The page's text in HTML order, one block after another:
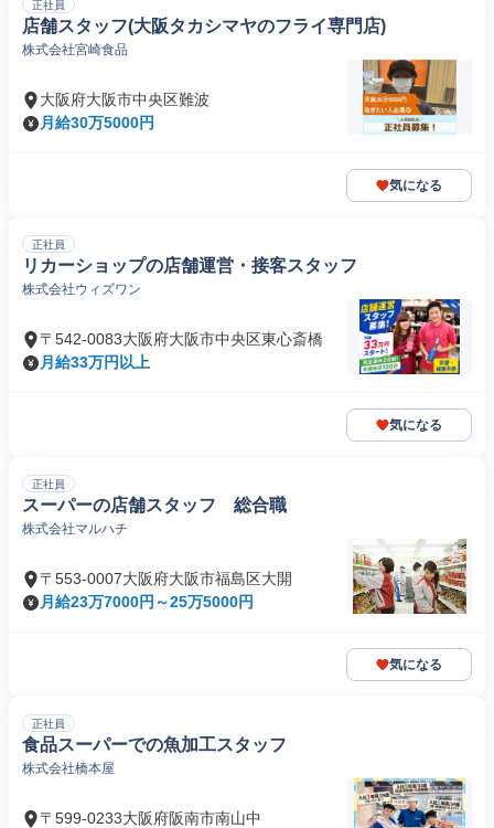
正社員
店舗スタッフ(大阪タカシマヤのフライ専門店)
株式会社宮崎食品
大阪府大阪市中央区難波
月給30万5000円
気になる
正社員
リカーショップの店舗運営・接客スタッフ
株式会社ウィズワン
〒542-0083大阪府大阪市中央区東心斎橋
月給33万円以上
気になる
正社員
スーパーの店舗スタッフ 総合職
株式会社マルハチ
〒553-0007大阪府大阪市福島区大開
月給23万7000円～25万5000円
気になる
正社員
食品スーパーでの魚加工スタッフ
株式会社橋本屋
〒599-0233大阪府阪南市南山中